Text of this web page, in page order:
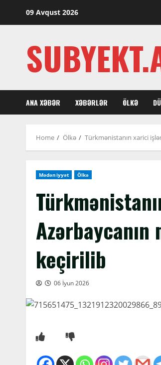
09 Avqust 2026
ANA XƏBƏR XƏBƏRLƏR ÖLKƏ
Home Ölkə Türkmənistanın xarici
Mədəniyyət Ölkə
keçirilib
06 İyun 2026